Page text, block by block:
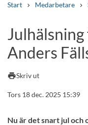
Start Medarbetare
Andra söktjänster
Kurser och program
Anders
printSkriv ut
Tors 18 dec. 2025 15:39
Nu är det snart jul och